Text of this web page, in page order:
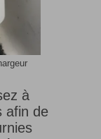
à
afin de